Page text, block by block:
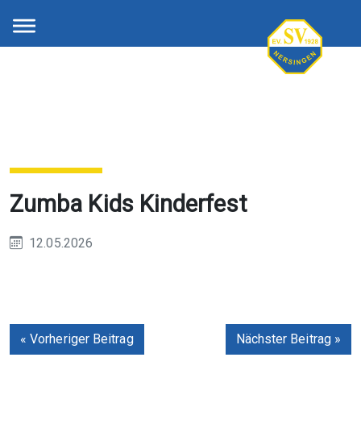
Zumba Kids Kinderfest
12.05.2026
« Vorheriger Beitrag Nächster Beitrag »